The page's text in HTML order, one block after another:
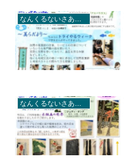
なんくるないさあ（ちゅら通信）